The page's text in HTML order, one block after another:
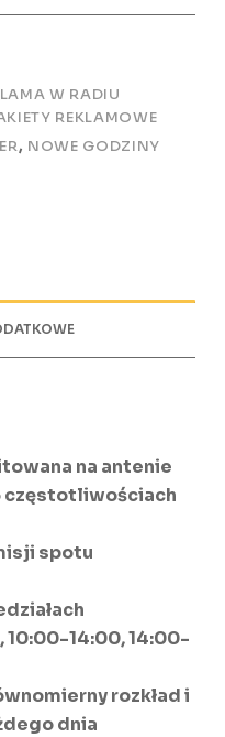
W RADIU
REKLAMOWE
, NOWE GODZINY
na antenie
częstotliwościach
spotu
14:00, 14:00-
rozkład i
dnia